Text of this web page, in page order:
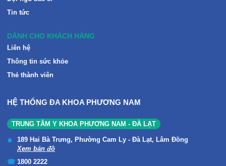
Tin tức
DÀNH CHO KHÁCH HÀNG
Liên hệ
Thông tin sức khỏe
Thẻ thành viên
HỆ THỐNG ĐA KHOA PHƯƠNG NAM
TRUNG TÂM Y KHOA PHƯƠNG NAM - ĐÀ LẠT
189 Hai Bà Trưng, Phường Cam Ly - Đà Lạt, Lâm Đồng
Xem bản đồ
1800 2222